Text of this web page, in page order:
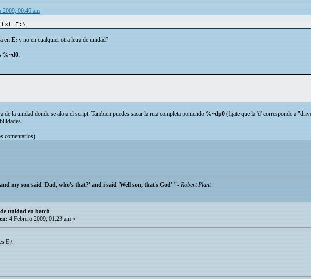
2009, 00:46 am
E:\
enE:y no en cualquier otra letra de unidad?
%~d0:
de la unidad donde se aloja el script. Tambien puedes sacar la ruta completa poniendo%~dp0(fijate que la 'd' corresponde a
comentarios)
my son said 'Dad, who's that?' and i said 'Well son, that's God' "-Robert Plant
unidad en batch
4 Febrero 2009, 01:23 am »
E:\